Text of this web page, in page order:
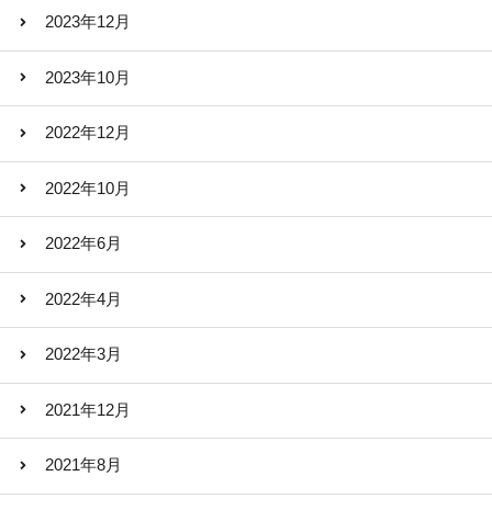
2023年12月
2023年10月
2022年12月
2022年10月
2022年6月
2022年4月
2022年3月
2021年12月
2021年8月